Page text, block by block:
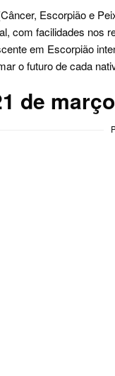
Escorpião e
com facilidades nos
em Escorpião
o futuro de cada
de